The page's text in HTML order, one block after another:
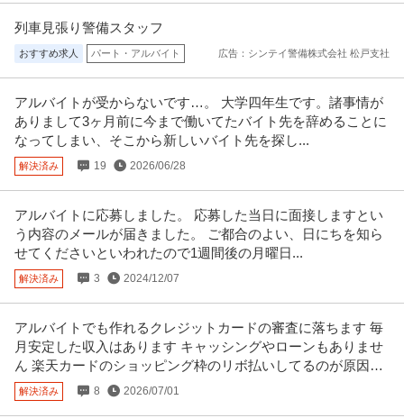
経理事務スタッフ／経理経験必須／土日祝休み／年間休日125日／
残業ほぼなし
有限会社石田電機
月給25万円〜35万円
仕事内容：＼経理経験を活かして、安定企業で長く働きませんか？／ 創業40
年以上の電気設備工事会社で…続きを見る
業月10h
株式会社ヴェリタス・インベストメント
新着 正社員 土日休み 経験者優遇 自社サービス
年収800万円
【職種】営業＞個人営業 【業種】不動産＞デベロッパー ※会員属性などに応
提供：ビズリーチ
この条件の求人をもっと見る
列車見張り警備スタッフ
おすすめ求人 パート・アルバイト 広告：シンテイ警備株式会社 松戸支社
アルバイトが受からないです…。 大学四年生です。諸事情が
ありまして3ヶ月前に今まで働いてたバイト先を辞めることに
なってしまい、そこから新しいバイト先を探し...
解決済み 19 2026/06/28
アルバイトに応募しました。 応募した当日に面接しますとい
う内容のメールが届きました。 ご都合のよい、日にちを知ら
せてくださいといわれたので1週間後の月曜日...
解決済み 3 2024/12/07
アルバイトでも作れるクレジットカードの審査に落ちます 毎
月安定した収入はあります キャッシングやローンもありませ
ん 楽天カードのショッピング枠のリボ払いしてるのが原因で
しょうか？
解決済み 8 2026/07/01